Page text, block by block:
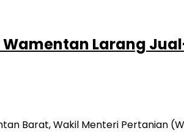
Larang
Barat, Wakil Menteri